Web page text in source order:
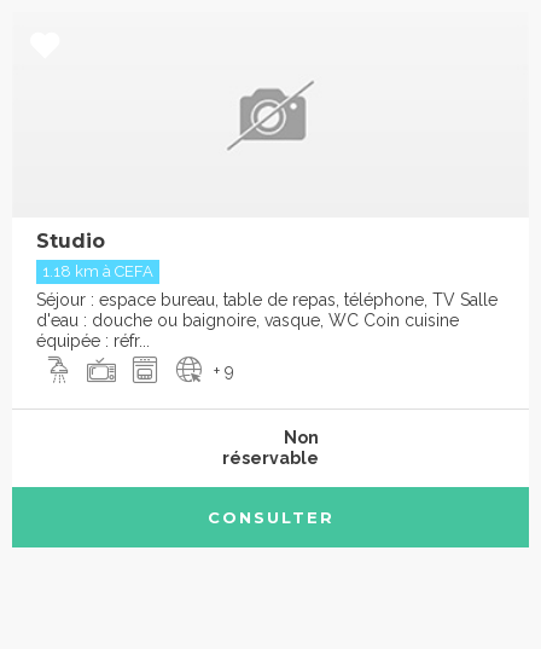
Studio
1.18 km à CEFA
Séjour : espace bureau, table de repas, téléphone, TV Salle
d'eau : douche ou baignoire, vasque, WC Coin cuisine
équipée : réfr...
+ 9
Non
réservable
CONSULTER